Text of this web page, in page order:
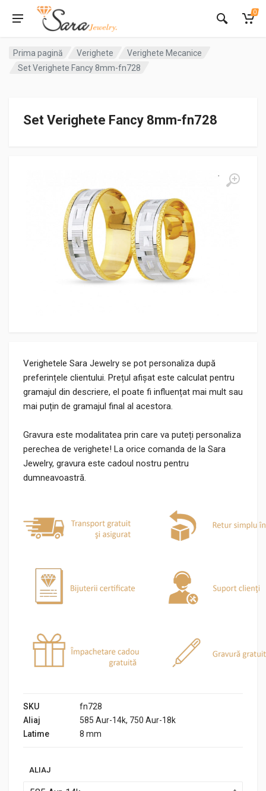
0
Prima pagină Verighete
Verighete Mecanice
Set Verighete Fancy 8mm-fn728
Set Verighete Fancy 8mm-fn728
Verighetele Sara Jewelry se pot personaliza după
preferințele clientului. Prețul afișat este calculat pentru
gramajul din descriere, el poate fi influențat mai mult sau
mai puțin de gramajul final al acestora.
Gravura este modalitatea prin care va puteți personaliza
perechea de verighete! La orice comanda de la Sara
Jewelry, gravura este cadoul nostru pentru
dumneavoastră.
SKU
fn728
Aliaj
585 Aur-14k, 750 Aur-18k
Latime
8 mm
ALIAJ